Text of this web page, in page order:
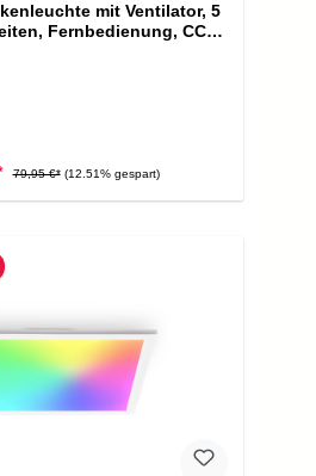
mit Ventilator, 5
Fernbedienung, CCT
79,95 €* (12.51% gespart)